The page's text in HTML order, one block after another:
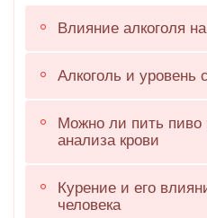
Влияние алкоголя
Алкоголь и уровень
Можно ли пить пиво
анализа крови
Курение и его
человека